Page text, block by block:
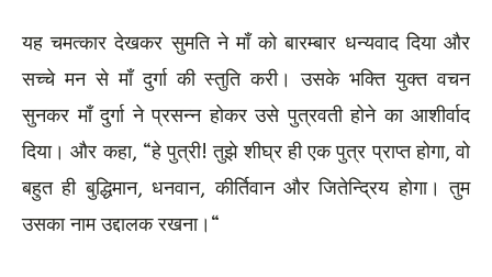
यह चमत्कार देखकर सुमति ने माँ को बारम्बार धन्यवाद दिया और
सच्चे मन से माँ दुर्गा की स्तुति करी। उसके भक्ति युक्त वचन
सुनकर माँ दुर्गा ने प्रसन्न होकर उसे पुत्रवती होने का आशीर्वाद
दिया। और कहा, “हे पुत्री! तुझे शीघ्र ही एक पुत्र प्राप्त होगा, वो
बहुत ही बुद्धिमान, धनवान, कीर्तिवान और जितेन्द्रिय होगा। तुम
उसका नाम उद्दालक रखना।“